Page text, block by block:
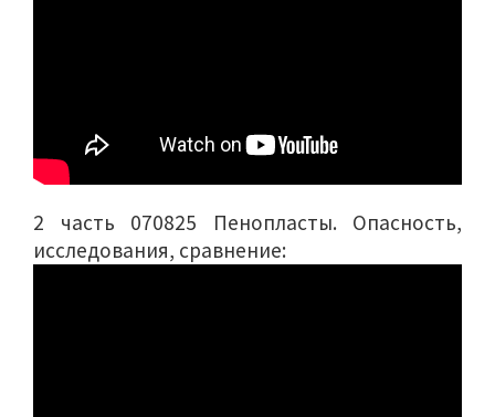
2 часть 070825 Пенопласты. Опасность,
исследования, сравнение: